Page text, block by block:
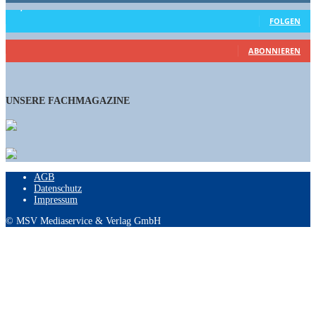
15,658 Follower
FOLGEN
460 Abonnenten
ABONNIEREN
UNSERE FACHMAGAZINE
AGB
Datenschutz
Impressum
© MSV Mediaservice & Verlag GmbH